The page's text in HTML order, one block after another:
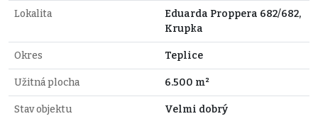
Lokalita
Eduarda Proppera 682/682,
Krupka
Okres Teplice
Užitná plocha 6.500 m²
Stav objektu Velmi dobrý